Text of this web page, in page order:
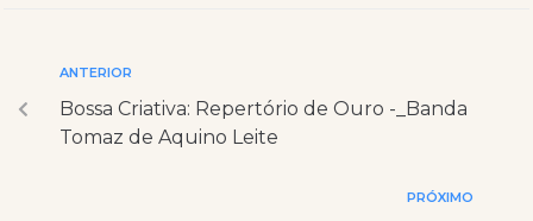
ANTERIOR
Bossa Criativa: Repertório de Ouro -_Banda
Tomaz de Aquino Leite
PRÓXIMO